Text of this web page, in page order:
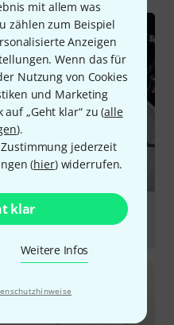
mit allem was
zählen zum Beispiel
Anzeigen
Wenn das für
Nutzung von Cookies
und Marketing
„Geht klar“ zu (alle
).
jederzeit
(hier) widerrufen.
klar
Weitere Infos
- Review & Test
Practice Heads)